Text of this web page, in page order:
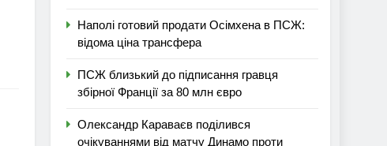
Наполі готовий продати Осімхена в ПСЖ:
відома ціна трансфера
ПСЖ близький до підписання гравця
збірної Франції за 80 млн євро
Олександр Караваєв поділився
очікуваннями від матчу Динамо проти